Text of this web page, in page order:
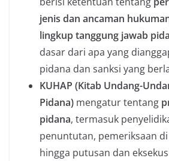
jenis dan ancaman
lingkup tanggung jawab
dasar dari apa yang
pidana dan sanksi yang
KUHAP (Kitab Undang-
Pidana) mengatur tentang
pidana, termasuk
penuntutan, pemeriksaan
hingga putusan dan